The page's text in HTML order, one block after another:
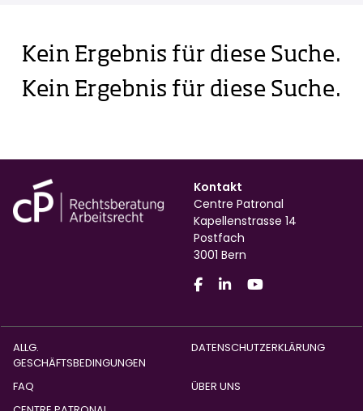
Kein Ergebnis für diese Suche.
Kein Ergebnis für diese Suche.
Kontakt
Centre Patronal
Kapellenstrasse 14
Postfach
3001 Bern
ALLG.
GESCHÄFTSBEDINGUNGEN
DATENSCHUTZERKLÄRUNG
FAQ
ÜBER UNS